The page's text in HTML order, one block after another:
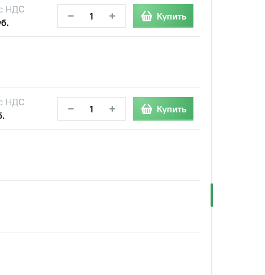
НДС
− + Купить
НДС
− + Купить